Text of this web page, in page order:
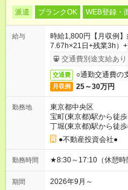
派遣 ブランクOK WEB登録・
給与
時給1,800円【月収例
7.67h×21日+残業3h）
交通費別途支給あり
交通費 ○通勤交通費の
月収例 25～30万円
勤務地
東京都中央区
宝町(東京都)駅から徒
丁堀(東京都)駅から徒
●不動産投資会社●
勤務時間 ★8:30～17:10（休憩時
期間 2026年9月～